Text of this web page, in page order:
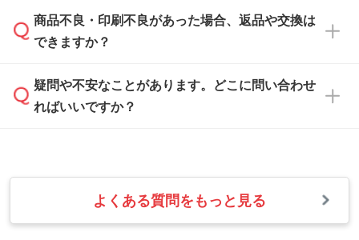
しい
解像度の低い画像や、手書きのイラスト、写真
などを、印刷に適したベクターデータに変換し
・フルカラーデータを1色に変換してほしい
・1色印刷でグラデーションや濃淡を表現した
い
本体色がブラック、ネイビーなど濃色の場合は
白色か淡い色の印刷色をおすすめしておりま
す。
本体色がナチュラルなど淡色の場合、印刷をく
っきりと目立たせたいときは濃い印刷色が、柔
らかい雰囲気にしたいときは淡い印刷色が映え
また、お選びいただいた印刷色が本体色に合わ
ない場合や仕上がりに影響しそうな場合は、ス
タッフから別の色をご案内することもございま
営業日は平日の10:00～18:00で、土日祝日はお
休みとなります。注文・見積・お問い合わせ
速やかに対応いたします。
商品不良・印刷不良があった場合、返品や交換は
できますか？
お手数をお掛けいたしますが、至急担当スタッ
フまでご連絡ください。商品の状況を確認し、
・お届け時に商品が損傷・故障している場合
・ご注文と異なる商品が届いた場合
・印刷不良があった場合
疑問や不安なことがあります。どこに問い合わせ
ればいいですか？
業日以内に担当スタッフよりメールにてご連絡
いたします。
お急ぎの場合はお電話でのご質問も受け付けて
よくある質問をもっと見る